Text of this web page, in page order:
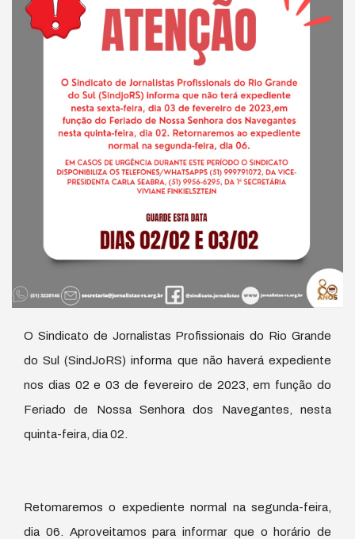
O Sindicato de Jornalistas Profissionais do Rio Grande
do Sul (SindJoRS) informa que não haverá expediente
nos dias 02 e 03 de fevereiro de 2023, em função do
Feriado de Nossa Senhora dos Navegantes, nesta
quinta-feira, dia 02.
Retomaremos o expediente normal na segunda-feira,
dia 06. Aproveitamos para informar que o horário de